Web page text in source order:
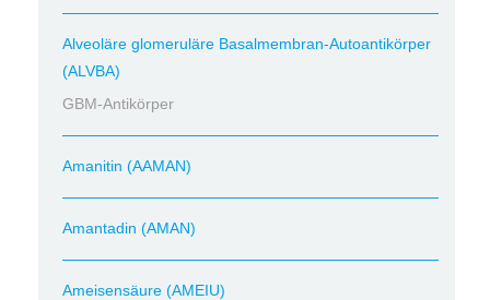
Alveoläre glomeruläre Basalmembran-Autoantikörper
(ALVBA)
GBM-Antikörper
Amanitin (AAMAN)
Amantadin (AMAN)
Ameisensäure (AMEIU)